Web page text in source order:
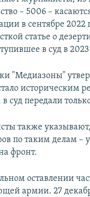
– 5006 –
в сентябре 2022
статье о
в суд в
"Медиазоны"
историческим
суд передали
также
по таким делам –
фронт.
оставлении
армии. 27